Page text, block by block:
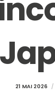
21 MAI 2026